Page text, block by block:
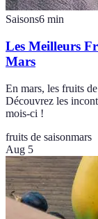
Saisons6 min
Les Meilleurs
Mars
En mars, les fruits
Découvrez les
mois-ci !
fruits de saisonmars
Aug 5